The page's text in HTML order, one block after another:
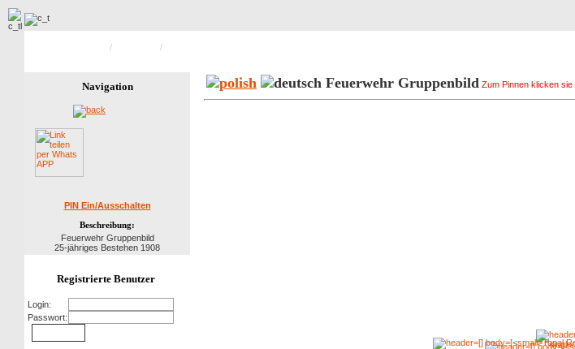
/ /
Navigation
PIN Ein/Ausschalten
Beschreibung:
Feuerwehr Gruppenbild
25-jähriges Bestehen 1908
Registrierte Benutzer
Login:
Passwort:
Feuerwehr Gruppenbild Zum Pinnen klicken sie